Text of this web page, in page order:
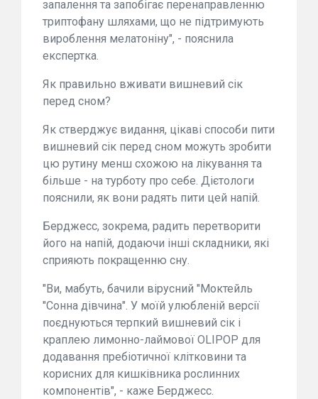
запалення та запобігає перенаправленню
триптофану шляхами, що не підтримують
вироблення мелатоніну", - пояснила
експертка.
Як правильно вживати вишневий сік
перед сном?
Як стверджує видання, цікаві способи пити
вишневий сік перед сном можуть зробити
цю рутину менш схожою на лікування та
більше - на турботу про себе. Дієтологи
пояснили, як вони радять пити цей напій.
Берджесс, зокрема, радить перетворити
його на напій, додаючи інші складники, які
сприяють покращенню сну.
"Ви, мабуть, бачили вірусний "Моктейль
"Сонна дівчина". У моїй улюбленій версії
поєднуються терпкий вишневий сік і
краплею лимонно-лаймової OLIPOP для
додавання пребіотичної клітковини та
корисних для кишківника рослинних
компонентів", - каже Берджесс.